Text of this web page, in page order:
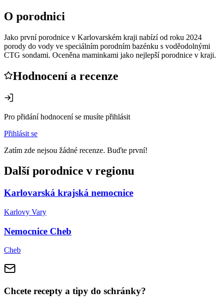
O porodnici
Jako první porodnice v Karlovarském kraji nabízí od roku 2024
porody do vody ve speciálním porodním bazénku s voděodolnými
CTG sondami. Oceněna maminkami jako nejlepší porodnice v kraji.
Hodnocení a recenze
Pro přidání hodnocení se musíte přihlásit
Přihlásit se
Zatím zde nejsou žádné recenze. Buďte první!
Další porodnice v regionu
Karlovarská krajská nemocnice
Karlovy Vary
Nemocnice Cheb
Cheb
Chcete recepty a tipy do schránky?